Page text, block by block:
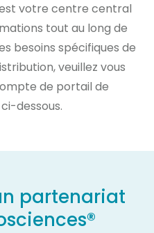
votre centre central
tout au long de
besoins spécifiques de
veuillez vous
de portail de
dessous.
partenariat